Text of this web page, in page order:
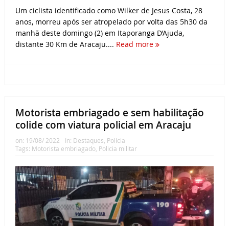
Um ciclista identificado como Wilker de Jesus Costa, 28
anos, morreu após ser atropelado por volta das 5h30 da
manhã deste domingo (2) em Itaporanga D’Ajuda,
distante 30 Km de Aracaju.... Read more
Motorista embriagado e sem habilitação
colide com viatura policial em Aracaju
on: 19/08/ 2022 In: Destaques Polícia
Tags: Motorista embriagado, Policia militar